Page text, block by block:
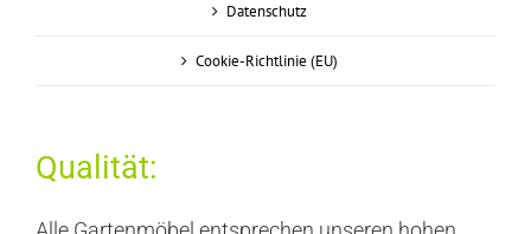
Datenschutz
Cookie-Richtlinie (EU)
Qualität: